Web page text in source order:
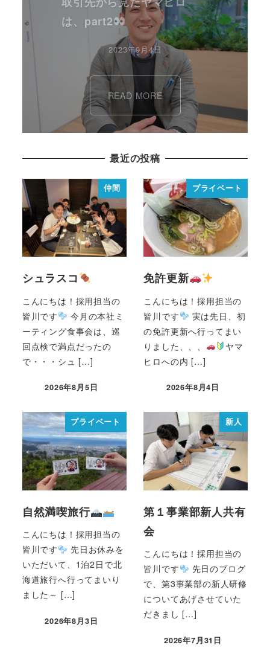
は、part2
2023年9月4日
READ MORE
最近の投稿
仲間
シュラスコ
こんにちは！採用担当の
皆川です
今月の本社ミ
ーティング食事会は、巡
回点検で満点だったの
で・・・シュ […]
2026年8月5日
プライベート
免許更新
こんにちは！採用担当の
皆川です
実は先日、初
の免許更新へ行ってまい
りました、、、
ヤマ
ヒロへの内 […]
2026年8月4日
プライベート
自然満喫旅行
こんにちは！採用担当の
皆川です
先日お休みを
いただいて、1泊2日で北
海道旅行へ行ってまいり
ました～ […]
2026年8月3日
新人
第１事業部新人共有
会
こんにちは！採用担当の
皆川です
先日のブログ
で、第3事業部の新人研修
についてあげさせていた
だきまし […]
2026年7月31日